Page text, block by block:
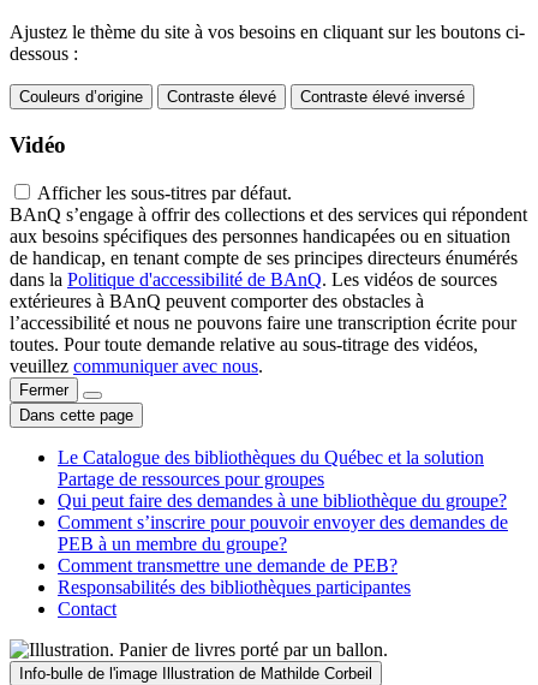
Ajustez le thème du site à vos besoins en cliquant sur les boutons ci-
dessous :
Couleurs d’origine Contraste élevé Contraste élevé inversé
Vidéo
Afficher les sous-titres par défaut.
BAnQ s’engage à offrir des collections et des services qui répondent
aux besoins spécifiques des personnes handicapées ou en situation
de handicap, en tenant compte de ses principes directeurs énumérés
dans la Politique d'accessibilité de BAnQ. Les vidéos de sources
extérieures à BAnQ peuvent comporter des obstacles à
l’accessibilité et nous ne pouvons faire une transcription écrite pour
toutes. Pour toute demande relative au sous-titrage des vidéos,
veuillez communiquer avec nous.
Fermer
Dans cette page
Le Catalogue des bibliothèques du Québec et la solution
Partage de ressources pour groupes
Qui peut faire des demandes à une bibliothèque du groupe?
Comment s’inscrire pour pouvoir envoyer des demandes de
PEB à un membre du groupe?
Comment transmettre une demande de PEB?
Responsabilités des bibliothèques participantes
Contact
Info-bulle de l'image Illustration de Mathilde Corbeil